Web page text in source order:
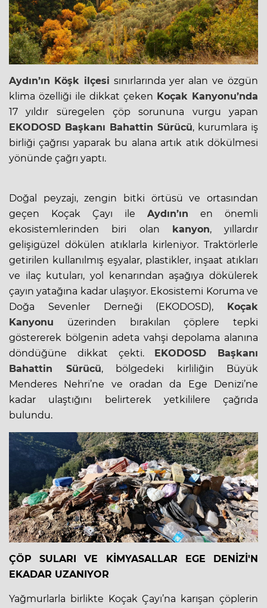
Aydın’ın Köşk ilçesi sınırlarında yer alan ve özgün
klima özelliği ile dikkat çeken Koçak Kanyonu’nda
17 yıldır süregelen çöp sorununa vurgu yapan
EKODOSD Başkanı Bahattin Sürücü, kurumlara iş
birliği çağrısı yaparak bu alana artık atık dökülmesi
yönünde çağrı yaptı.
Doğal peyzajı, zengin bitki örtüsü ve ortasından
geçen Koçak Çayı ile Aydın’ın en önemli
ekosistemlerinden biri olan
kanyon, yıllardır
gelişigüzel dökülen atıklarla kirleniyor. Traktörlerle
getirilen kullanılmış eşyalar, plastikler, inşaat atıkları
ve ilaç kutuları, yol kenarından aşağıya dökülerek
çayın yatağına kadar ulaşıyor. Ekosistemi Koruma ve
Doğa Sevenler Derneği (EKODOSD),
Koçak
Kanyonu üzerinden bırakılan çöplere tepki
göstererek bölgenin adeta vahşi depolama alanına
döndüğüne dikkat çekti.
EKODOSD Başkanı
Bahattin Sürücü, bölgedeki kirliliğin Büyük
Menderes Nehri’ne ve oradan da Ege Denizi’ne
kadar ulaştığını belirterek yetkililere çağrıda
bulundu.
ÇÖP SULARI VE KİMYASALLAR EGE DENİZİ'N
EKADAR UZANIYOR
Yağmurlarla birlikte Koçak Çayı’na karışan çöplerin